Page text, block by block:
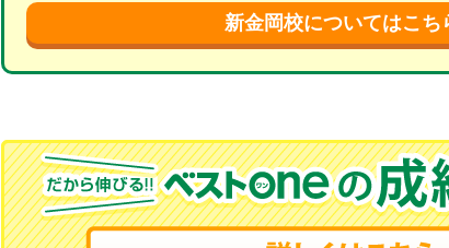
新金岡校についてはこち